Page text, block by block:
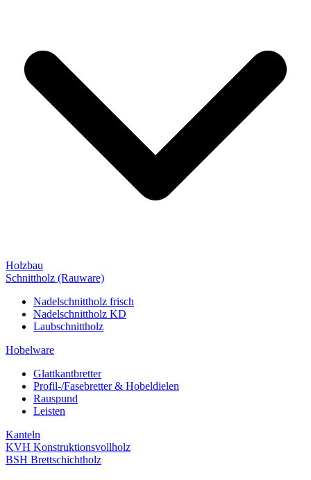
Holzbau
Schnittholz (Rauware)
Nadelschnittholz frisch
Nadelschnittholz KD
Laubschnittholz
Hobelware
Glattkantbretter
Profil-/Fasebretter & Hobeldielen
Rauspund
Leisten
Kanteln
KVH Konstruktionsvollholz
BSH Brettschichtholz